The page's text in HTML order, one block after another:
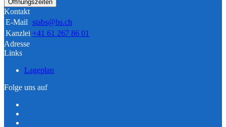
Öffnungszeiten
Kontakt
E-Mail stabs@bs.ch
Kanzlei +41 61 267 86 01
Adresse
Links
Lageplan
Folge uns auf